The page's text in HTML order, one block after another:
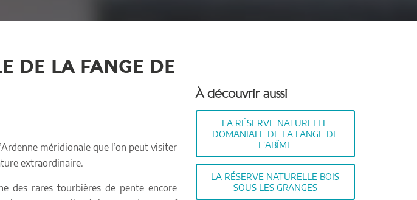
DE LA FANGE DE
méridionale que l’on peut visiter
extraordinaire.
des rares tourbières de pente encore
À découvrir aussi
LA RÉSERVE NATURELLE
DOMANIALE DE LA FANGE DE
L'ABÎME
LA RÉSERVE NATURELLE BOIS
SOUS LES GRANGES